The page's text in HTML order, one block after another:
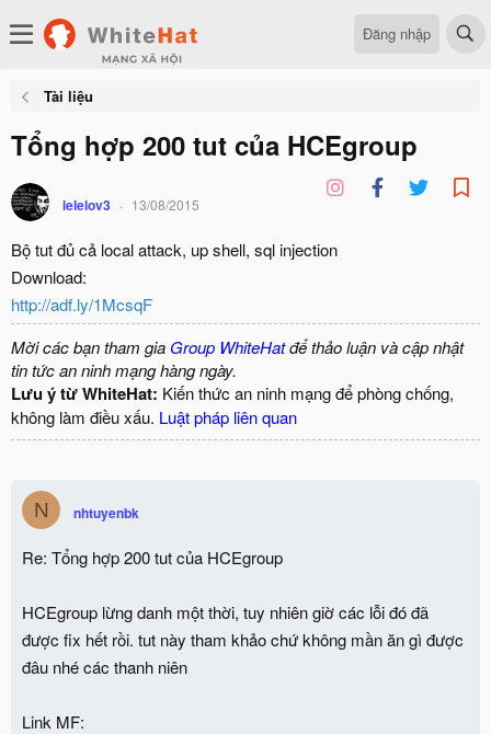
Đăng nhập
Tài liệu
Tổng hợp 200 tut của HCEgroup
lelelov3 13/08/2015
Bộ tut đủ cả local attack, up shell, sql injection
Download:
http://adf.ly/1McsqF
Mời các bạn tham gia Group WhiteHatđể thảo luận và cập nhật
tin tức an ninh mạng hàng ngày.
Lưu ý từ WhiteHat: Kiến thức an ninh mạng để phòng chống,
không làm điều xấu. Luật pháp liên quan
N nhtuyenbk
Re: Tổng hợp 200 tut của HCEgroup
HCEgroup lừng danh một thời, tuy nhiên giờ các lỗi đó đã
được fix hết rồi. tut này tham khảo chứ không mần ăn gì được
đâu nhé các thanh niên
Link MF: